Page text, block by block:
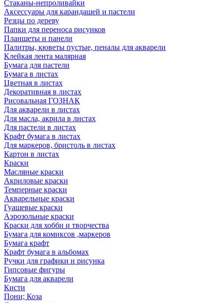
Стаканы-непроливайки
Аксессуары для карандашей и пастели
Резцы по дереву
Папки для переноса рисунков
Планшеты и панели
Палитры, кюветы пустые, пеналы для акварели
Клейкая лента малярная
Бумага для пастели
Бумага в листах
Цветная в листах
Декоративная в листах
Рисовальная ГОЗНАК
Для акварели в листах
Для масла, акрила в листах
Для пастели в листах
Крафт бумага в листах
Для маркеров, бристоль в листах
Картон в листах
Краски
Масляные краски
Акриловые краски
Темперные краски
Акварельные краски
Гуашевые краски
Аэрозольные краски
Краски для хобби и творчества
Бумага для комиксов ,маркеров
Бумага крафт
Крафт бумага в альбомах
Ручки для графики и рисунка
Гипсовые фигуры
Бумага для акварели
Кисти
Пони; Коза